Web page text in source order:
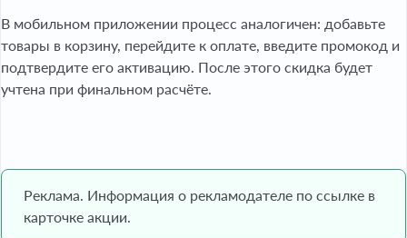
В мобильном приложении процесс аналогичен: добавьте
товары в корзину, перейдите к оплате, введите промокод и
подтвердите его активацию. После этого скидка будет
учтена при финальном расчёте.
Реклама. Информация о рекламодателе по ссылке в
карточке акции.